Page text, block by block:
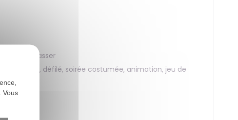
pas repasser
parade, défilé, soirée costumée, animation, jeu de
Vous